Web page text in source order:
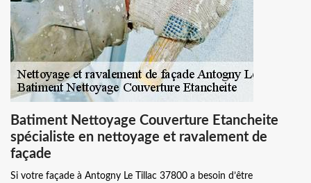
Batiment Nettoyage Couverture Etancheite
spécialiste en nettoyage et ravalement de
façade
Si votre façade à Antogny Le Tillac 37800 a besoin d’être